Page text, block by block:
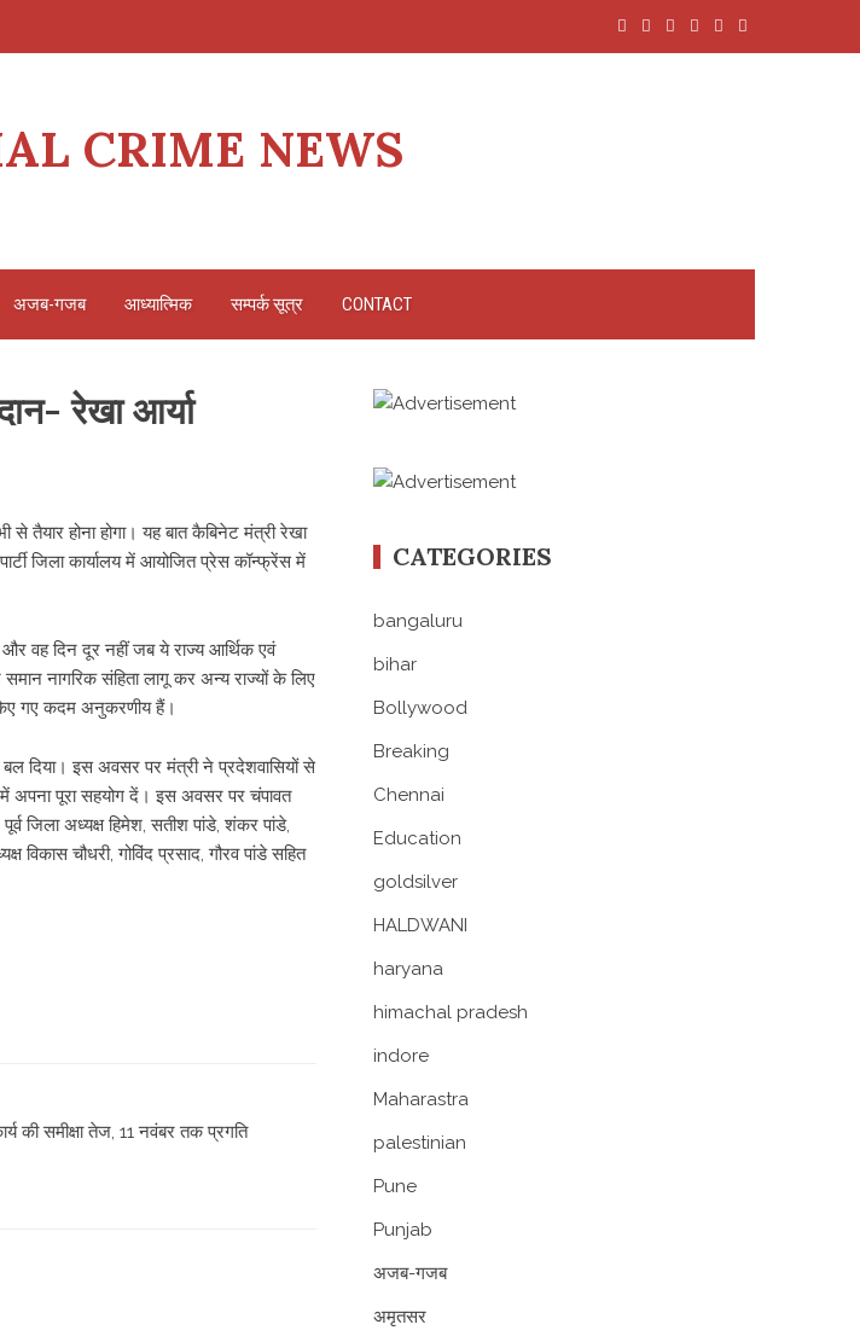
CRIME NEWS
अजब-गजब आध्यात्मिक सम्पर्क सूत्र CONTACT
रेखा आर्या
तैयार होना होगा। यह बात कैबिनेट मंत्री रेखा
जिला कार्यालय में आयोजित प्रेस कॉन्फ्रेंस में
और वह दिन दूर नहीं जब ये राज्य आर्थिक एवं
नागरिक संहिता लागू कर अन्य राज्यों के लिए
गए कदम अनुकरणीय हैं।
बल दिया। इस अवसर पर मंत्री ने प्रदेशवासियों से
में अपना पूरा सहयोग दें। इस अवसर पर चंपावत
जिला अध्यक्ष हिमेश, सतीश पांडे, शंकर पांडे,
विकास चौधरी, गोविंद प्रसाद, गौरव पांडे सहित
की समीक्षा तेज, 11 नवंबर तक प्रगति
CATEGORIES
bangaluru
bihar
Bollywood
Breaking
Chennai
Education
goldsilver
HALDWANI
haryana
himachal pradesh
indore
Maharastra
palestinian
Pune
Punjab
अजब-गजब
अमृतसर